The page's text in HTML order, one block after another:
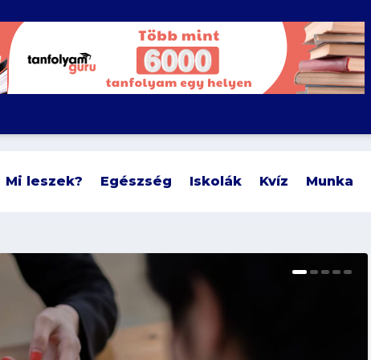
Mi leszek? Egészség Iskolák Kvíz Munka